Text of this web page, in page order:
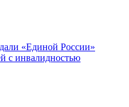
«Единой России»
с инвалидностью